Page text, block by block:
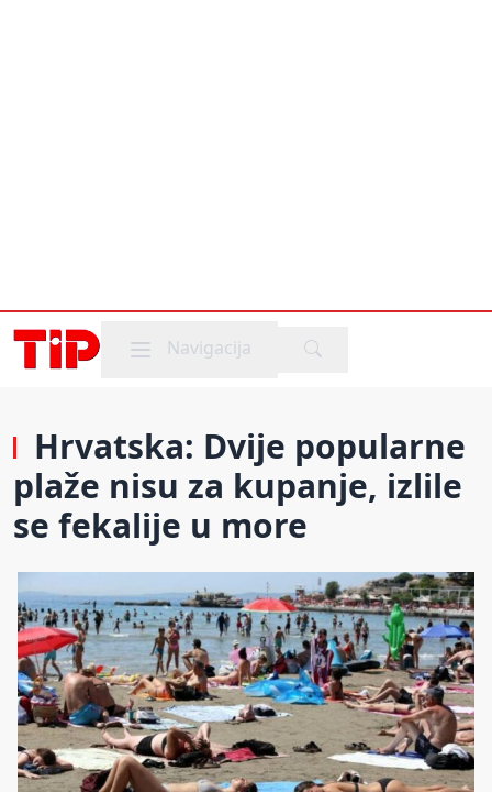
Mobile menu
Navigacija
Hrvatska: Dvije popularne
plaže nisu za kupanje, izlile
se fekalije u more